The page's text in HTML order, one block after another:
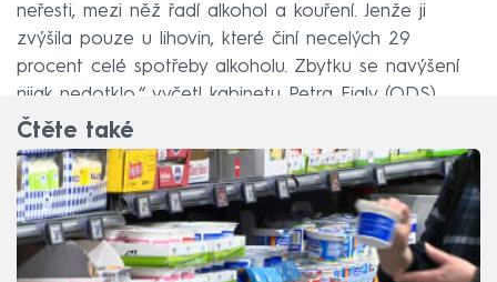
neřesti, mezi něž řadí alkohol a kouření. Jenže ji
zvýšila pouze u lihovin, které činí necelých 29
procent celé spotřeby alkoholu. Zbytku se navýšení
nijak nedotklo,“ vyčetl kabinetu Petra Fialy (ODS).
Čtěte také